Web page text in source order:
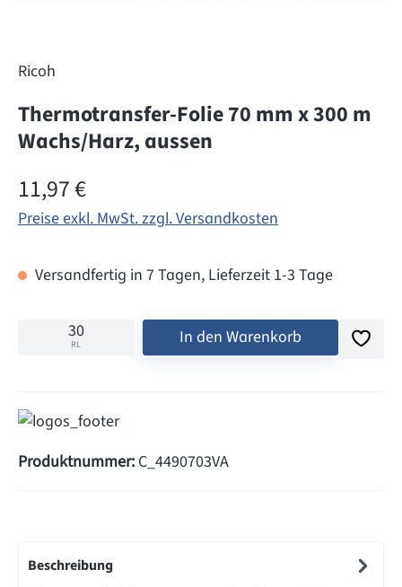
Ricoh
Thermotransfer-Folie 70 mm x 300 m
Wachs/Harz, aussen
Regulärer Preis:
11,97 €
Preise exkl. MwSt. zzgl. Versandkosten
Versandfertig in 7 Tagen, Lieferzeit 1-3 Tage
RL In den Warenkorb
Produktnummer: C_4490703VA
Beschreibung